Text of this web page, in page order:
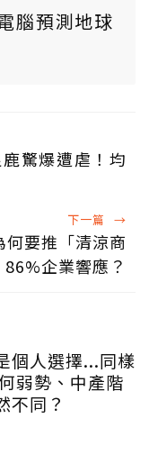
腦預測地球
驚爆遭虐！均
下一篇 →
要推「清涼商
企業響應？
個人選擇...同樣
弱勢、中產階
不同？